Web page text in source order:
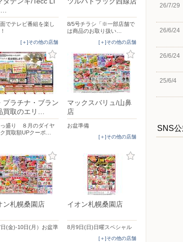
でテレビ番組を楽し
[＋]その他の店舗
8/5号チラシ「※一部店舗で
は商品のお取り扱い…
[＋]その他の店舗
プラチナ・ブラン
買取のエリ…
盛り ８月のダイヤ
買取額UPクーポ…
マックスバリュ/山鼻
店
お盆準備
[＋]その他の店舗
ン札幌桑園店
(金)-10日(月）お盆準
イオン札幌桑園店
8月9日(日)日曜スペシャル
[＋]その他の店舗
26/7/29
26/6/24
26/6/24
25/6/4
SNS